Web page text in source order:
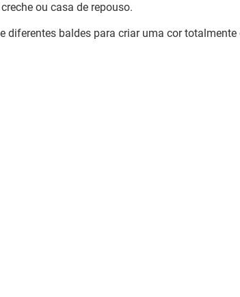
ou casa de repouso.
diferentes baldes para criar uma cor totalmente